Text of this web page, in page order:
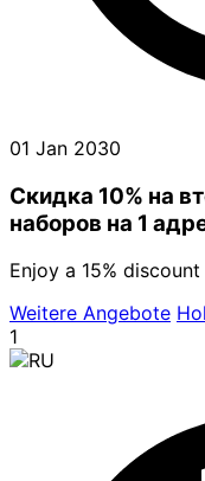
01 Jan 2030
Скидка 10% на
наборов на 1
Enjoy a 15%
Weitere Angebote
1